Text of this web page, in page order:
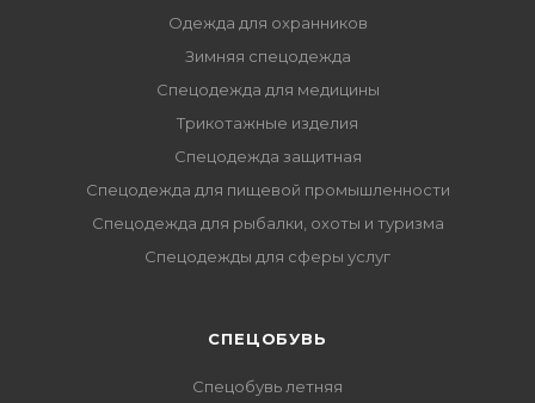
Одежда для охранников
Зимняя спецодежда
Спецодежда для медицины
Трикотажные изделия
Спецодежда защитная
Спецодежда для пищевой промышленности
Спецодежда для рыбалки, охоты и туризма
Спецодежды для сферы услуг
CПЕЦОБУВЬ
Спецобувь летняя